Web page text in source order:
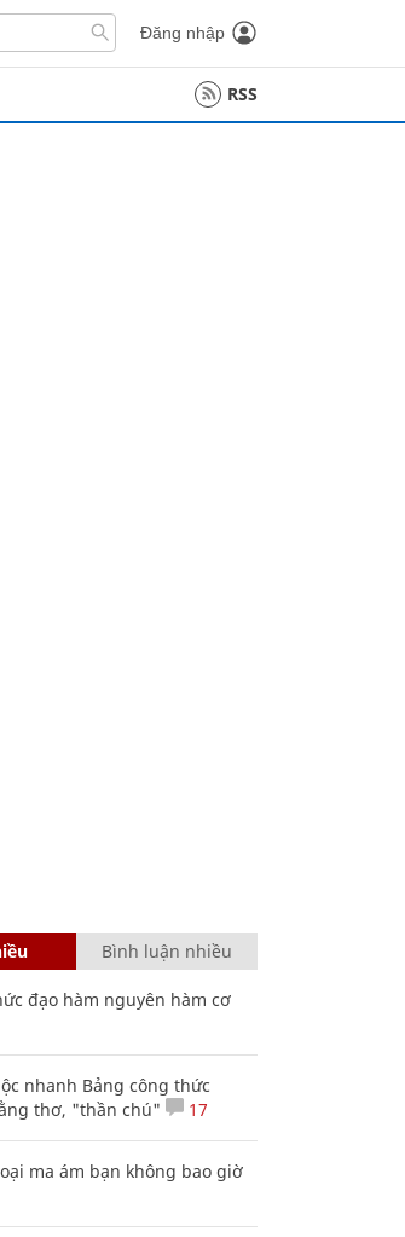
Đăng nhập
RSS
Bình luận nhiều
đạo hàm nguyên hàm cơ
nhanh Bảng công thức
thơ, "thần chú"
17
ma ám bạn không bao giờ